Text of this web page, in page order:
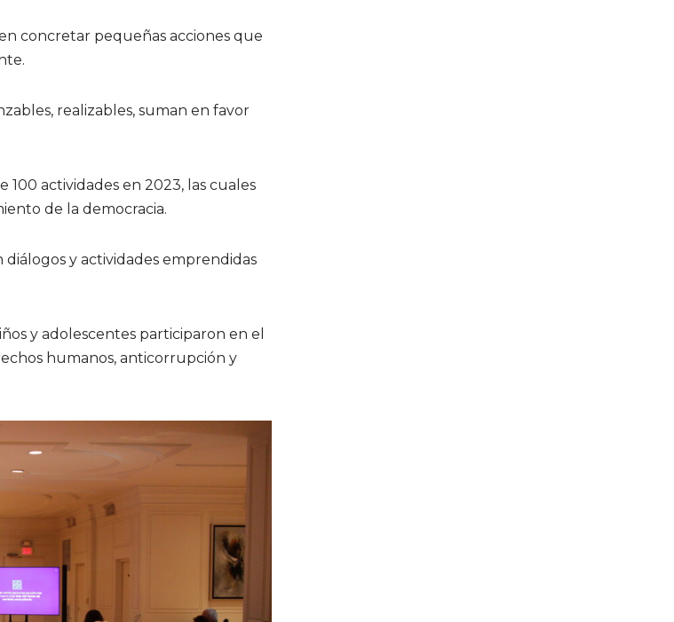
concretar pequeñas acciones que
realizables, suman en favor
actividades en 2023, las cuales
de la democracia.
y actividades emprendidas
y adolescentes participaron en el
humanos, anticorrupción y